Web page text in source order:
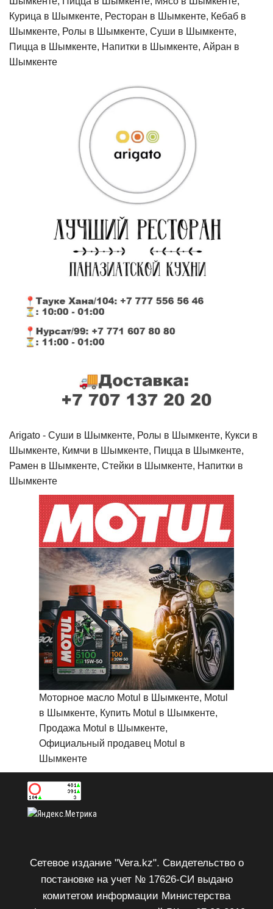
Курица в Шымкенте, Ресторан в Шымкенте, Кебаб в
Шымкенте, Ролы в Шымкенте, Суши в Шымкенте,
Пицца в Шымкенте, Напитки в Шымкенте, Айран в
Шымкенте
Arigato - Cуши в Шымкенте, Ролы в Шымкенте, Кукси в
Шымкенте, Кимчи в Шымкенте, Пицца в Шымкенте,
Рамен в Шымкенте, Стейки в Шымкенте, Напитки в
Шымкенте
Моторное масло Motul в Шымкенте, Motul
в Шымкенте, Купить Motul в Шымкенте,
Продажа Motul в Шымкенте,
Официальный продавец Motul в
Шымкенте
Сетевое издание "Vera.kz". Свидетельство о
постановке на учет № 17626-СИ выдано
комитетом информации Министерства